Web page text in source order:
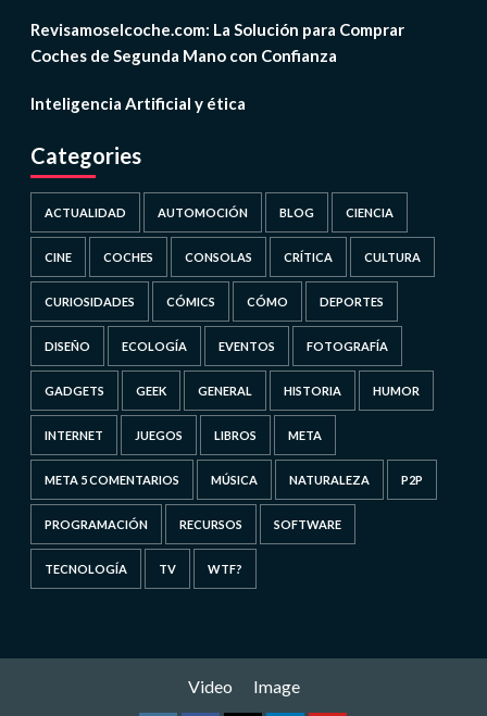
Revisamoselcoche.com: La Solución para Comprar
Coches de Segunda Mano con Confianza
Inteligencia Artificial y ética
Categories
ACTUALIDAD AUTOMOCIÓN BLOG CIENCIA
CINE COCHES CONSOLAS CRÍTICA CULTURA
CURIOSIDADES CÓMICS CÓMO DEPORTES
DISEÑO ECOLOGÍA EVENTOS FOTOGRAFÍA
GADGETS GEEK GENERAL HISTORIA HUMOR
INTERNET JUEGOS LIBROS META
META 5 COMENTARIOS MÚSICA NATURALEZA P2P
PROGRAMACIÓN RECURSOS SOFTWARE
TECNOLOGÍA TV WTF?
Video Image